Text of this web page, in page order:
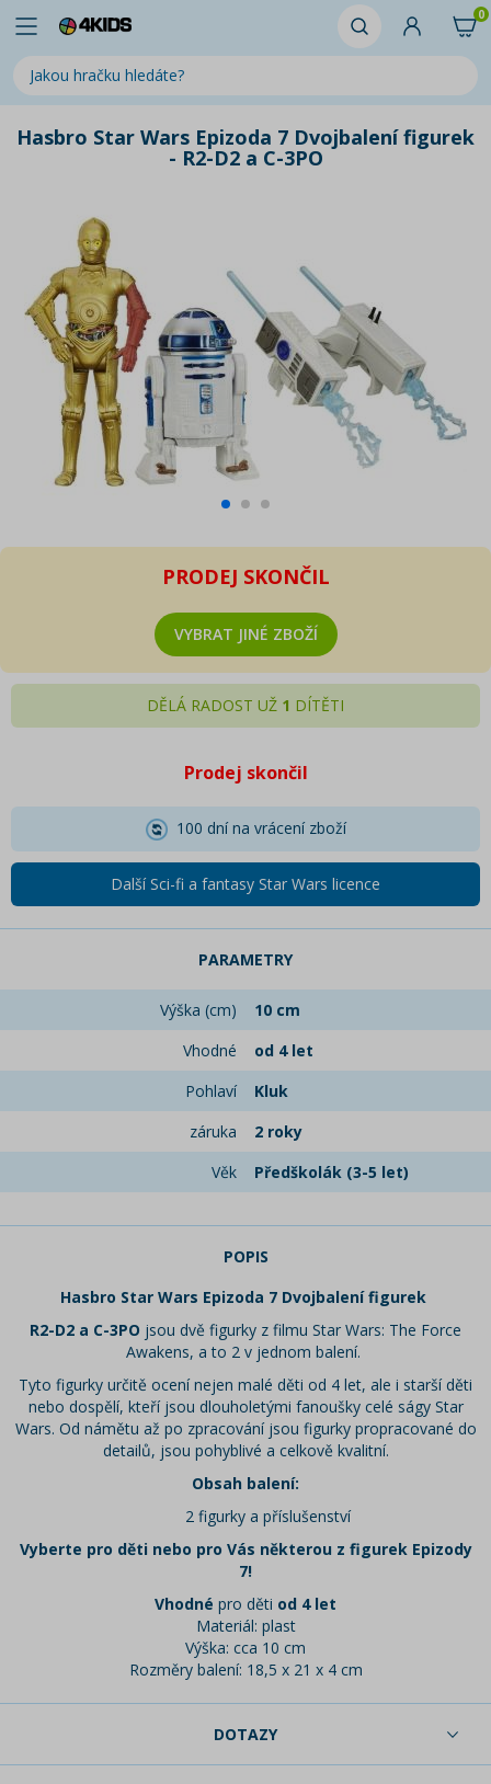
0
Hasbro Star Wars Epizoda 7 Dvojbalení figurek
- R2-D2 a C-3PO
PRODEJ SKONČIL
VYBRAT JINÉ ZBOŽÍ
DĚLÁ RADOST UŽ 1 DÍTĚTI
Prodej skončil
100 dní na vrácení zboží
Další Sci-fi a fantasy Star Wars licence
PARAMETRY
Výška (cm)
10 cm
Vhodné
od 4 let
Pohlaví
Kluk
záruka
2 roky
Věk
Předškolák (3-5 let)
POPIS
Hasbro Star Wars Epizoda 7 Dvojbalení figurek
R2-D2 a C-3PO jsou dvě figurky z filmu Star Wars: The Force
Awakens, a to 2 v jednom balení.
Tyto figurky určitě ocení nejen malé děti od 4 let, ale i starší děti
nebo dospělí, kteří jsou dlouholetými fanoušky celé ságy Star
Wars. Od námětu až po zpracování jsou figurky propracované do
detailů, jsou pohyblivé a celkově kvalitní.
Obsah balení:
2 figurky a příslušenství
Vyberte pro děti nebo pro Vás některou z figurek Epizody
7!
Vhodné pro děti od 4 let
Materiál: plast
Výška: cca 10 cm
Rozměry balení: 18,5 x 21 x 4 cm
DOTAZY